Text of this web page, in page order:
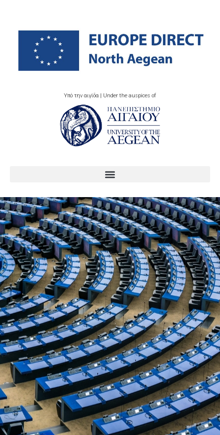
Υπό την αιγίδα | Under the auspices of